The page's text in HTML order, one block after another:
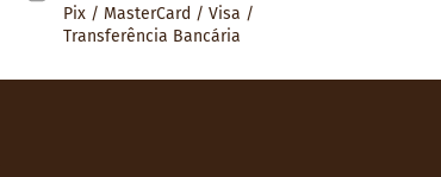
Pix / MasterCard / Visa /
Transferência Bancária